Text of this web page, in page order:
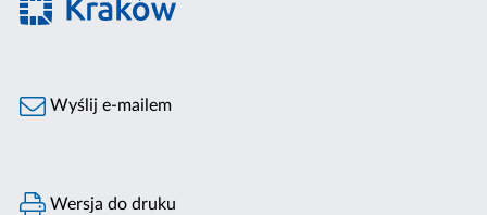
Wyślij e-mailem
Wersja do druku